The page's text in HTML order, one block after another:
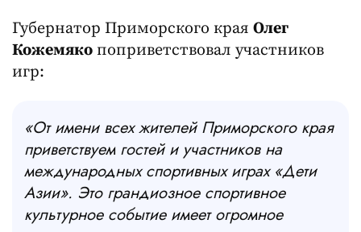
Губернатор Приморского края Олег
Кожемяко поприветствовал участников
игр:
«От имени всех жителей Приморского края
приветствуем гостей и участников на
международных спортивных играх «Дети
Азии». Это грандиозное спортивное
культурное событие имеет огромное